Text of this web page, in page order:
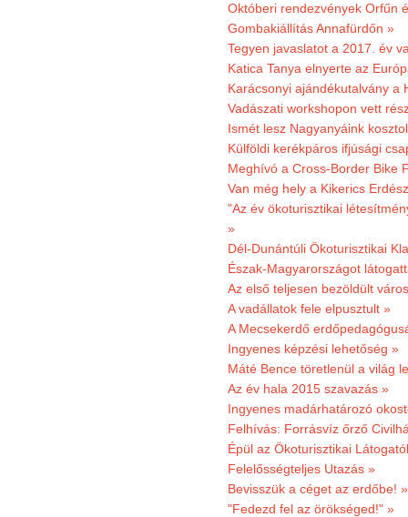
Októberi rendezvények Orfűn
Gombakiállítás Annafürdőn »
Tegyen javaslatot a 2017. év
Katica Tanya elnyerte az
Karácsonyi ajándékutalvány a
Vadászati workshopon vett
Ismét lesz Nagyanyáink
Külföldi kerékpáros ifjúsági
Meghívó a Cross-Border Bike
Van még hely a Kikerics
"Az év ökoturisztikai
»
Dél-Dunántúli Ökoturisztikai
Észak-Magyarországot
Az első teljesen bezöldült
A vadállatok fele elpusztult »
A Mecsekerdő
Ingyenes képzési lehetőség »
Máté Bence töretlenül a világ
Az év hala 2015 szavazás »
Ingyenes madárhatározó
Felhívás: Forrásvíz őrző
Épül az Ökoturisztikai
Felelősségteljes Utazás »
Bevisszük a céget az erdőbe! »
"Fedezd fel az örökséged!" »